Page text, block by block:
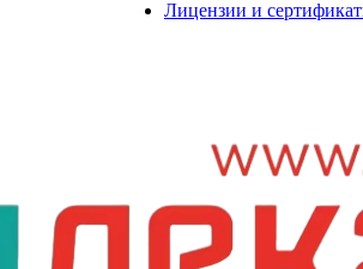
Лицензии и